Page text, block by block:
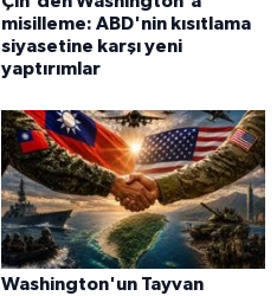
misilleme: ABD'nin kısıtlama
siyasetine karşı yeni
yaptırımlar
Washington'un Tayvan